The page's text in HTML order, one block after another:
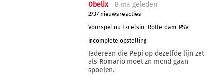
Obelix 8 ma geleden
2737 nieuwsreacties
Voorspel nu Excelsior Rotterdam-PSV
incomplete opstelling
Iedereen die Pepi op dezelfde lijn zet
als Romario moet zn mond gaan
spoelen.